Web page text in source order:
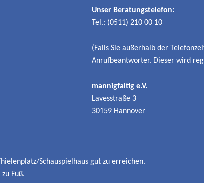
Unser Beratungstelefon:
Tel.: (0511) 210 00 10
(Falls Sie außerhalb der
Anrufbeantworter. Dieser wird
mannigfaltig e.V.
Lavesstraße 3
30159 Hannover
Schauspielhaus gut zu erreichen.
Fuß.